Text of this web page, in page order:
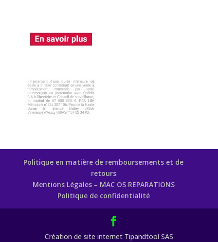
Politique en matière de remboursements et de
retours
Mentions Légales – MAC OS REPARATIONS
Politique de confidentialité
Création de site internet Tipandtool SAS